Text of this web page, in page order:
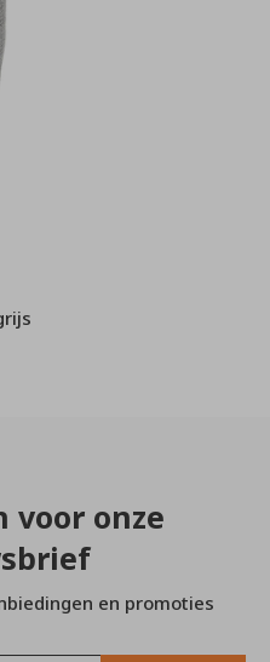
voor onze
en promoties